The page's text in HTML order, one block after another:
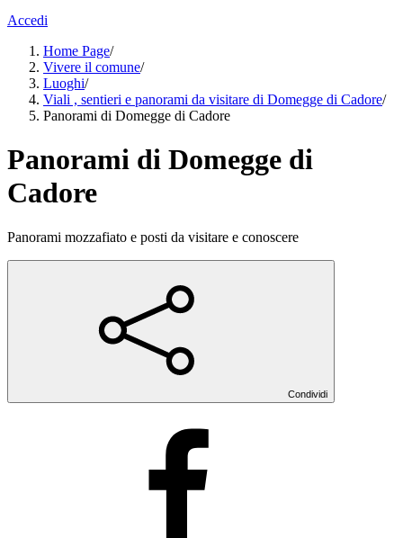
Accedi
Home Page/
Vivere il comune/
Luoghi/
Viali , sentieri e panorami da visitare di Domegge di Cadore/
Panorami di Domegge di Cadore
Panorami di Domegge di
Cadore
Panorami mozzafiato e posti da visitare e conoscere
Condividi